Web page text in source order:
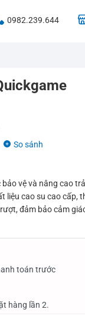
0982.239.644
So sánh
vệ và nâng cao
liệu cao su cao cấp,
đảm bảo cảm
toán trước
hàng lần 2.